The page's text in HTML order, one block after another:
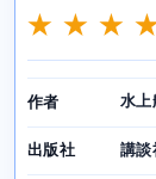
★ ★ ★
作者 水上
出版社 講談